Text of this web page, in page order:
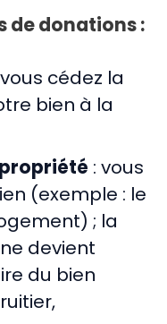
de donations :
cédez la
bien à la
: vous
(exemple : le
; la
devient
du bien